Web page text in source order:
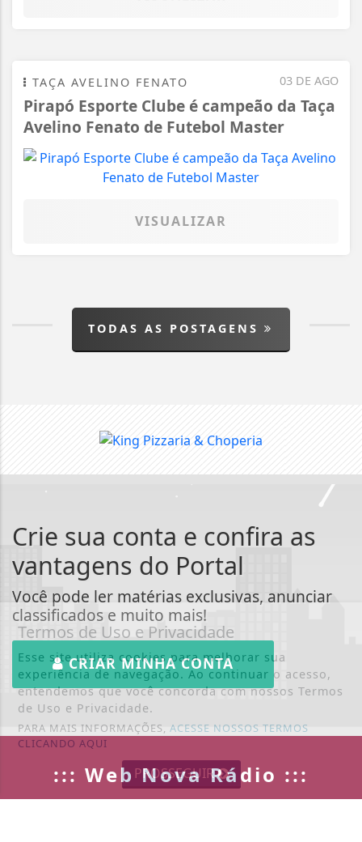
03 DE AGO
TAÇA AVELINO FENATO
Pirapó Esporte Clube é campeão da Taça
Avelino Fenato de Futebol Master
VISUALIZAR
TODAS AS POSTAGENS
Crie sua conta e confira as
vantagens do Portal
Você pode ler matérias exclusivas, anunciar
classificados e muito mais!
CRIAR MINHA CONTA
::: Web Nova Rádio :::
Termos de Uso e Privacidade
Esse site utiliza cookies para melhorar sua
experiência de navegação. Ao continuar o acesso,
entendemos que você concorda com nossos Termos
de Uso e Privacidade.
PARA MAIS INFORMAÇÕES,ACESSE NOSSOS TERMOS
CLICANDO AQUI
PROSSEGUIR